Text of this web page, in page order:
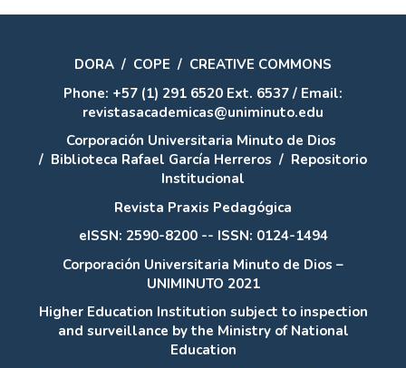
DORA / COPE / CREATIVE COMMONS
Phone: +57 (1) 291 6520 Ext. 6537 / Email:
revistasacademicas@uniminuto.edu
Corporación Universitaria Minuto de Dios
/ Biblioteca Rafael García Herreros / Repositorio
Institucional
Revista Praxis Pedagógica
eISSN: 2590-8200 -- ISSN: 0124-1494
Corporación Universitaria Minuto de Dios –
UNIMINUTO 2021
Higher Education Institution subject to inspection
and surveillance by the Ministry of National
Education